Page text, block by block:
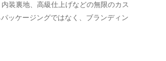
装裏地、高級仕上げなどの無限のカス
ッケージングではなく、ブランディン